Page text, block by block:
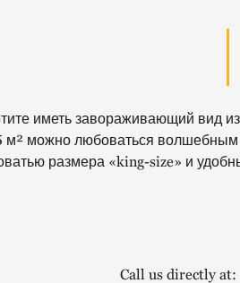
иметь завораживающий вид
можно любоваться волшебным
размера «king-size» и
Call us directly at: